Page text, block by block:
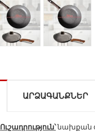
Ուշադրություն՝նախքան
ԱՐՁԱԳԱՆՔՆԵՐ